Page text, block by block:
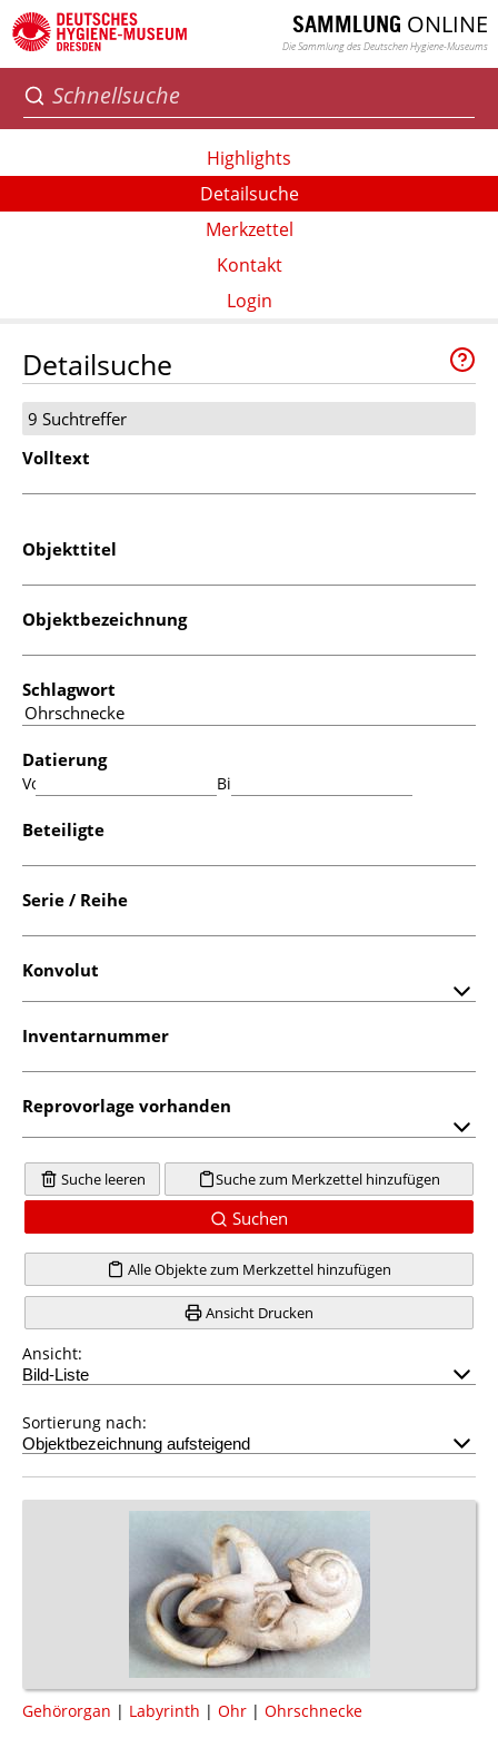
SAMMLUNG ONLINE
Die Sammlung des Deutschen Hygiene-Museums
Highlights
Detailsuche
Merkzettel
Kontakt
Login
Detailsuche
9 Suchtreffer
Volltext
Objekttitel
Objektbezeichnung
Schlagwort
Datierung
Von: Bis:
Beteiligte
Serie / Reihe
Konvolut
Inventarnummer
Reprovorlage vorhanden
Suche leeren Suche zum Merkzettel hinzufügen
Suchen
Alle Objekte zum Merkzettel hinzufügen
Ansicht Drucken
Ansicht:
Sortierung nach:
Gehörorgan | Labyrinth | Ohr | Ohrschnecke